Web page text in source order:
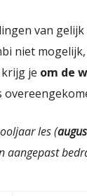
van
niet
je om de
les (